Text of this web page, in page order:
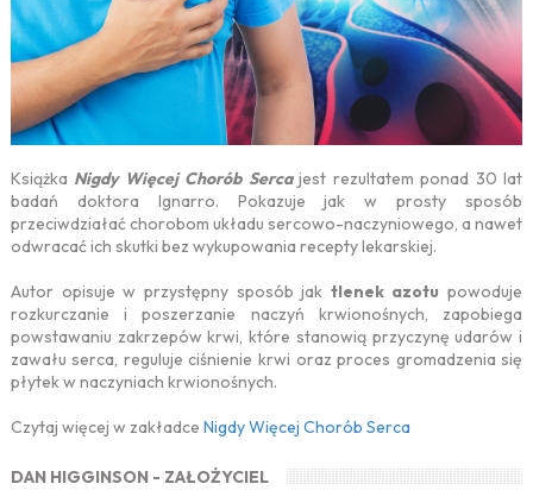
Książka Nigdy Więcej Chorób Sercajest rezultatem ponad 30 lat
badań doktora Ignarro. Pokazuje jak w prosty sposób
przeciwdziałać chorobom układu sercowo-naczyniowego, a nawet
odwracać ich skutki bez wykupowania recepty lekarskiej.
Autor opisuje w przystępny sposób jak tlenek azotu powoduje
rozkurczanie i poszerzanie naczyń krwionośnych, zapobiega
powstawaniu zakrzepów krwi, które stanowią przyczynę udarów i
zawału serca, reguluje ciśnienie krwi oraz proces gromadzenia się
płytek w naczyniach krwionośnych.
Czytaj więcej w zakładce Nigdy Więcej Chorób Serca
DAN HIGGINSON - ZAŁOŻYCIEL